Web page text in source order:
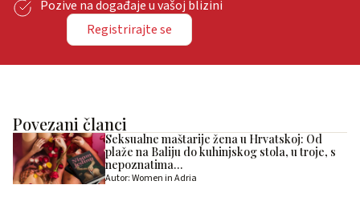
Pozive na događaje u vašoj blizini
Registrirajte se
Povezani članci
Seksualne maštarije žena u Hrvatskoj: Od
plaže na Baliju do kuhinjskog stola, u troje, s
nepoznatima…
Autor: Women in Adria